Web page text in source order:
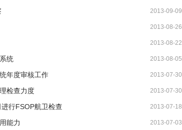
2013-09-09
2013-08-26
2013-08-22
统 2013-08-05
年度审核工作 2013-07-30
检查力度 2013-07-30
行FSOP航卫检查 2013-07-18
能力 2013-07-03